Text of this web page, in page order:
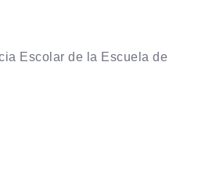
Escolar de la Escuela de